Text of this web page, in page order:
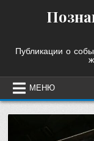
Публикации о
МЕНЮ